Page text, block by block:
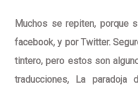
Muchos se repiten, porque
facebook, y por Twitter.
tintero, pero estos son
traducciones, La paradoja